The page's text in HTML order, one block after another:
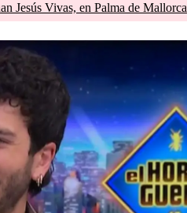
Jesús Vivas, en Palma de Mallorca